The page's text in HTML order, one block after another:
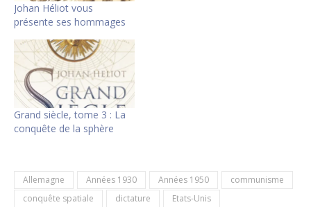
Johan Héliot vous
présente ses hommages
Grand siècle, tome 3 : La
conquête de la sphère
Allemagne Années 1930 Années 1950
communisme
conquête spatiale
dictature
Etats-Unis